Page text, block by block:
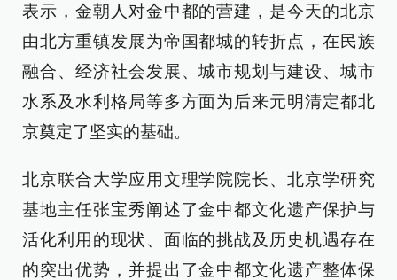
表示，金朝人对金中都的营建，是今天的北京
由北方重镇发展为帝国都城的转折点，在民族
融合、经济社会发展、城市规划与建设、城市
水系及水利格局等多方面为后来元明清定都北
京奠定了坚实的基础。
北京联合大学应用文理学院院长、北京学研究
基地主任张宝秀阐述了金中都文化遗产保护与
活化利用的现状、面临的挑战及历史机遇存在
的突出优势，并提出了金中都文化遗产整体保